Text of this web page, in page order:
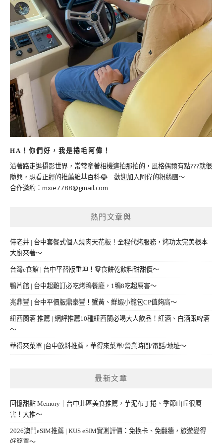
HA！你們好，我是捲毛阿偉！
沿著路走進攝影世界，常常拿著相機這拍那拍的，風格偶爾有點???就很
隨興，想看正經的推薦維基百科😂 歡迎加入阿偉的粉絲團～
合作邀約： mxie7788@gmail.com
熱門文章與
侍老井 | 台中套餐式個人燒肉天花板！全程代烤服務，烤功太完美根本
大廚來著～
台灣e食館 | 台中平替版垂坤！零食餅乾飲料甜甜價～
鴨片館 | 台中超難訂必吃烤鴨餐廳，1鴨8吃超厲害～
兆鼎豐 | 台中平價版鼎泰豐！蟹黃、鮮蝦小籠包CP值夠高～
紐西蘭酒 推薦 | 網評推薦10種紐西蘭必喝大人飲品！紅酒、白酒跟啤酒
～
華得來菜單 |台中飲料推薦，華得來菜單/營業時間/電話/地址～
最新文章
回憶甜點 Memory｜台中北區美食推薦，芋泥布丁捲、季節山丘很厲
害！大推～
2026澳門eSIM推薦 | KUS eSIM實測評價：免換卡、免翻牆，旅遊變得